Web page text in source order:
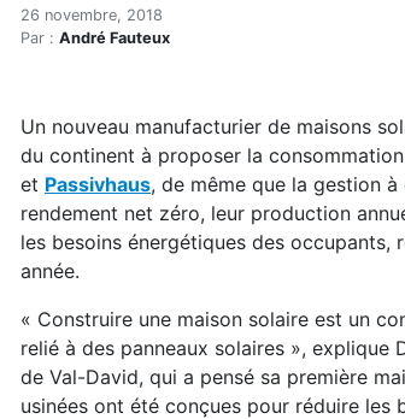
Accueil
Articles
Premières maisons solaires usinées
Premières maisons
26 novembre, 2018
Par : André Fauteux
Un nouveau manufacturier de maisons
du continent à proposer la consommation
et Passivhaus, de même que la gestion
rendement net zéro, leur production
les besoins énergétiques des occupants,
année.
« Construire une maison solaire est un
relié à des panneaux solaires », explique
de Val-David, qui a pensé sa première
usinées ont été conçues pour réduire les